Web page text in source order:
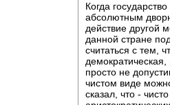
Когда
абсолютным
действие другой
данной стране
считаться с тем,
просто не
чистом виде
сказал, что -